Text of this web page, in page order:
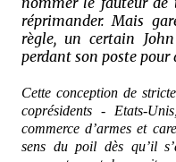
réprimander. Mais
règle, un certain
perdant son poste
Cette conception de
coprésidents - Etats-
commerce d’armes et
sens du poil dès qu’il